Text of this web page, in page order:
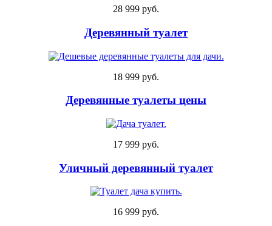
28 999 руб.
Деревянный туалет
18 999 руб.
Деревянные туалеты цены
17 999 руб.
Уличный деревянный туалет
16 999 руб.